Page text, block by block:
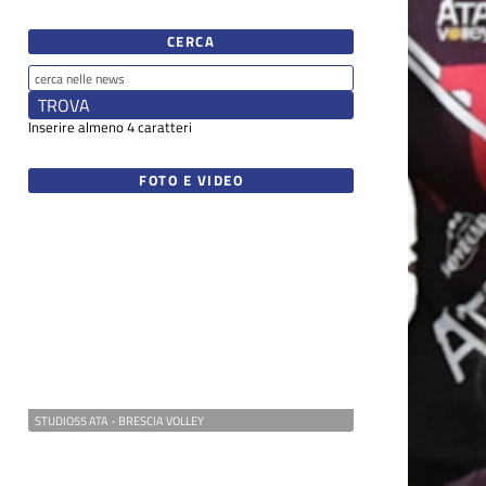
CERCA
Inserire almeno 4 caratteri
FOTO E VIDEO
STUDIO55 ATA - BRESCIA VOLLEY